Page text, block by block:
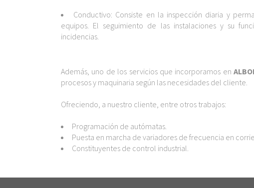
Conductivo: Consiste en la inspección diaria y
equipos. El seguimiento de las instalaciones y su
incidencias.
Además, uno de los servicios que incorporamos en
procesos y maquinaria según las necesidades del cliente.
Ofreciendo, a nuestro cliente, entre otros trabajos:
Programación de autómatas.
Puesta en marcha de variadores de frecuencia en
Constituyentes de control industrial.